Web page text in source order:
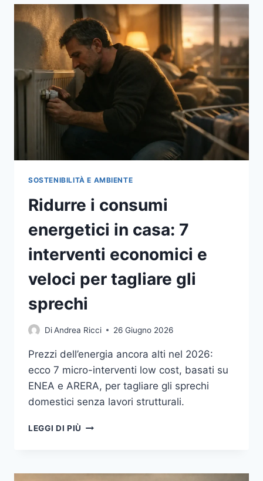
ETICHETTA
UE,
CONSUMI
D’ACQUA
COSTI
D’USO
SENZA
GUIDARE
DAL
SOSTENIBILITÀ E AMBIENTE
Ridurre i consumi
energetici in casa: 7
interventi economici e
veloci per tagliare gli
sprechi
DiAndrea Ricci 26 Giugno 2026
Prezzi dell’energia ancora alti nel 2026:
ecco 7 micro-interventi low cost, basati su
ENEA e ARERA, per tagliare gli sprechi
domestici senza lavori strutturali.
LEGGI DI PIÙ RIDURRE
IN